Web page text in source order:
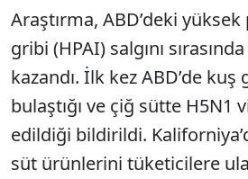
Araştırma, ABD’deki
gribi (HPAI) salgını
kazandı. İlk kez ABD’de
bulaştığı ve çiğ sütte H5N1
edildiği bildirildi.
süt ürünlerini tüketicilere